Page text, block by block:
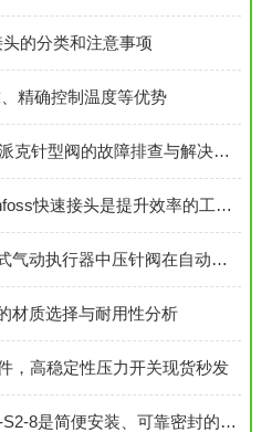
的分类和注意事项
精确控制温度等优势
如何进行20SM9072-LT派克针型阀的故障排查与解决措施？
WQF8-16-B16FSR Danfoss快速接头是提升效率的工业连接解决方案
20SM4071-C1S带活塞式气动执行器中压针阀在自动化系统中的角色与功能
材质选择与耐用性分析
，高稳定性压力开关现货秒发
暖通空调快速接头5400-S2-8是简便安装、可靠密封的理想选择